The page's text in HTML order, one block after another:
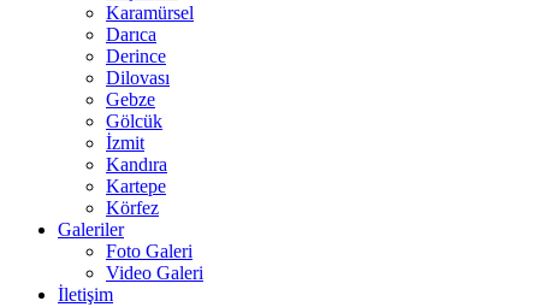
Karamürsel
Darıca
Derince
Dilovası
Gebze
Gölcük
İzmit
Kandıra
Kartepe
Körfez
Galeriler
Foto Galeri
Video Galeri
İletişim